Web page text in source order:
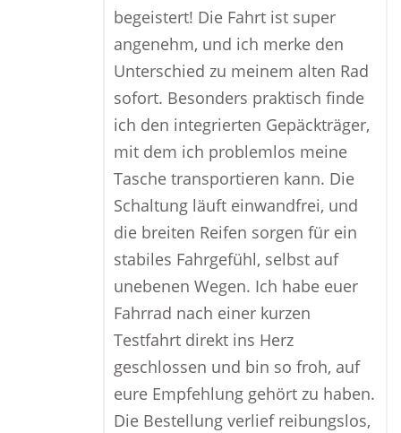
begeistert! Die Fahrt ist super
angenehm, und ich merke den
Unterschied zu meinem alten Rad
sofort. Besonders praktisch finde
ich den integrierten Gepäckträger,
mit dem ich problemlos meine
Tasche transportieren kann. Die
Schaltung läuft einwandfrei, und
die breiten Reifen sorgen für ein
stabiles Fahrgefühl, selbst auf
unebenen Wegen. Ich habe euer
Fahrrad nach einer kurzen
Testfahrt direkt ins Herz
geschlossen und bin so froh, auf
eure Empfehlung gehört zu haben.
Die Bestellung verlief reibungslos,